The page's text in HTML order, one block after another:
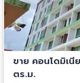
ขาย คอนโดมิเนี
ตร.ม.